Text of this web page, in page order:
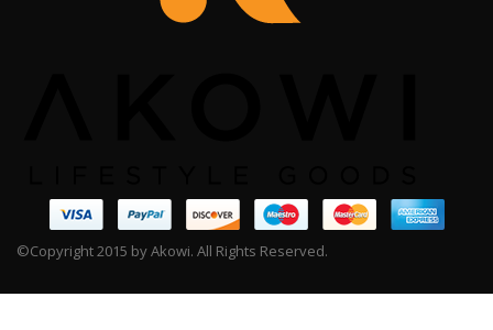
©Copyright 2015 by Akowi. All Rights Reserved.